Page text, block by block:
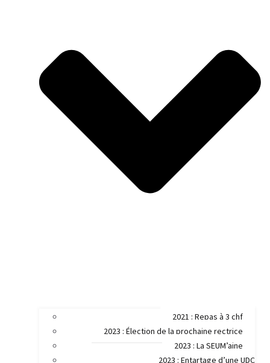
2021 : Repas à 3 chf
2023 : Élection de la prochaine rectrice
2023 : La SEUM’aine
2023 : Entartage d’une UDC